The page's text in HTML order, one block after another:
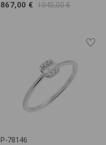
867,00 € 1040,00 €
P-78146